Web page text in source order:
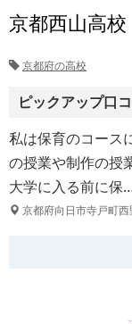
京都西山高校
京都府の高校
ピックアップ口
私は保育のコース
の授業や制作の授
大学に入る前に保
京都府向日市寺戸町